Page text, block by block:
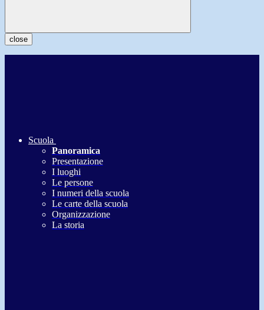
close
Scuola
Panoramica
Presentazione
I luoghi
Le persone
I numeri della scuola
Le carte della scuola
Organizzazione
La storia